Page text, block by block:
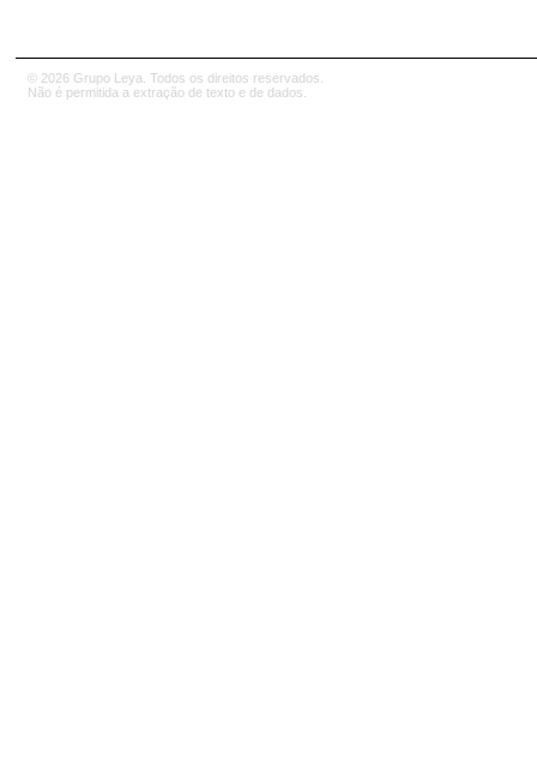
© 2026 Grupo Leya. Todos os direitos reservados.
Não é permitida a extração de texto e de dados.